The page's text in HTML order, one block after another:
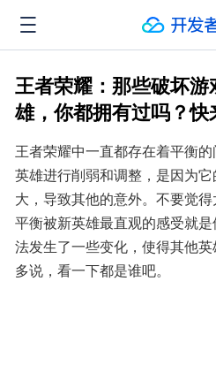
王者荣耀：那些破坏
雄，你都拥有过吗？快
王者荣耀中一直都存在着平衡
英雄进行削弱和调整，是因为
大，导致其他的意外。不要觉
平衡被新英雄最直观的感受就
法发生了一些变化，使得其他
多说，看一下都是谁吧。